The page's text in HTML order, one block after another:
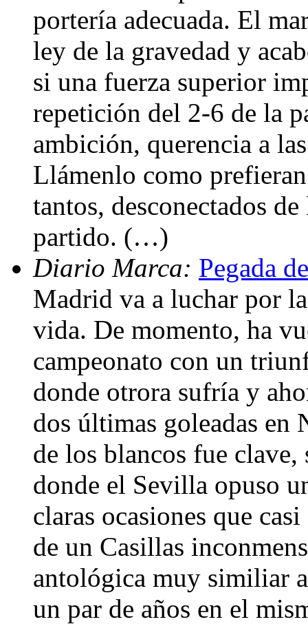
portería adecuada. El
ley de la gravedad y
si una fuerza superior
repetición del 2-6 de la
ambición, querencia a
Llámenlo como
tantos, desconectados
partido. (…)
Diario Marca: Pegada
Madrid va a luchar por
vida. De momento, ha
campeonato con un
donde otrora sufría y
dos últimas goleadas en
de los blancos fue
donde el Sevilla opuso
claras ocasiones que
de un Casillas
antológica muy similiar
un par de años en el